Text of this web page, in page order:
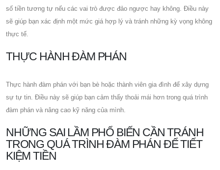
số tiền tương tự nếu các vai trò được đảo ngược hay không. Điều này
sẽ giúp bạn xác định một mức giá hợp lý và tránh những kỳ vọng không
thực tế.
THỰC HÀNH ĐÀM PHÁN
Thực hành đàm phán với bạn bè hoặc thành viên gia đình để xây dựng
sự tự tin. Điều này sẽ giúp bạn cảm thấy thoải mái hơn trong quá trình
đàm phán và nâng cao kỹ năng của mình.
NHỮNG SAI LẦM PHỔ BIẾN CẦN TRÁNH
TRONG QUÁ TRÌNH ĐÀM PHÁN ĐỂ TIẾT
KIỆM TIỀN